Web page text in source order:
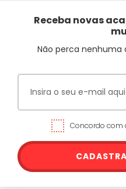
Receba novas
Não perca
Concordo com